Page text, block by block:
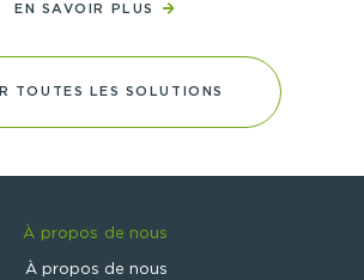
EN SAVOIR PLUS
TOUTES LES SOLUTIONS
À propos de nous
À propos de nous